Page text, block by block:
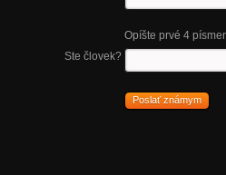
Opíšte prvé 4
Ste človek?
Poslať známym